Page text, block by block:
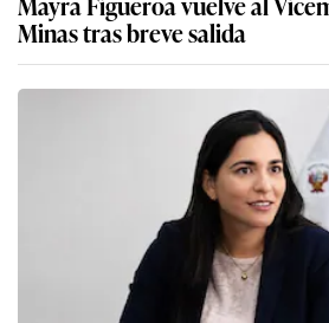
Minas tras breve salida